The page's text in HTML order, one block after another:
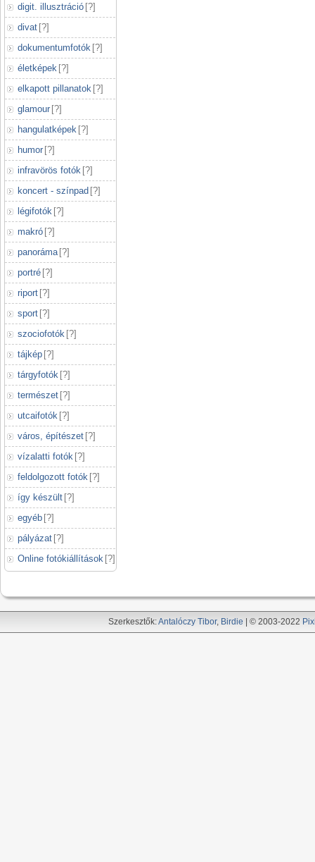
digit. illusztráció [?]
divat [?]
dokumentumfotók [?]
életképek [?]
elkapott pillanatok [?]
glamour [?]
hangulatképek [?]
humor [?]
infravörös fotók [?]
koncert - színpad [?]
légifotók [?]
makró [?]
panoráma [?]
portré [?]
riport [?]
sport [?]
szociofotók [?]
tájkép [?]
tárgyfotók [?]
természet [?]
utcaifotók [?]
város, építészet [?]
vízalatti fotók [?]
feldolgozott fotók [?]
így készült [?]
egyéb [?]
pályázat [?]
Online fotókiállítások [?]
Szerkesztők:Antalóczy Tibor, Birdie | © 2003-2022